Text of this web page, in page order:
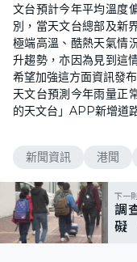
文台預計今年平均溫度
別，當天文台總部及新
極端高溫、酷熱天氣情
升趨勢，亦因為見到這
希望加強這方面資訊發布
天文台預測今年雨量正
的天文台」APP新增道
新聞資訊 港聞
下一
調
礙